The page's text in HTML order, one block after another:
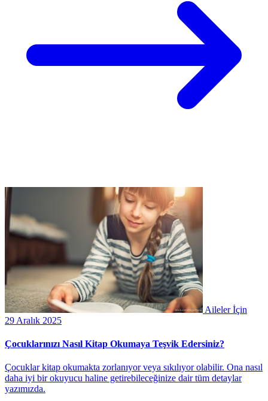
Aileler İçin
29 Aralık 2025
Çocuklarınızı Nasıl Kitap Okumaya Teşvik Edersiniz?
Çocuklar kitap okumakta zorlanıyor veya sıkılıyor olabilir. Ona nasıl
daha iyi bir okuyucu haline getirebileceğinize dair tüm detaylar
yazımızda.